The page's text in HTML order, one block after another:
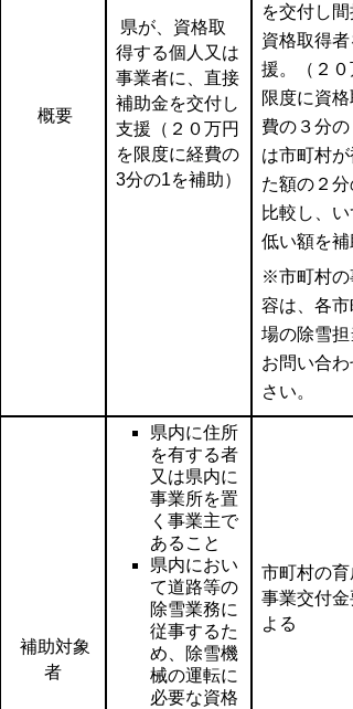
概要
県が、資格取
得する個人又は
事業者に、直接
補助金を交付し
支援（２０万円
を限度に経費の
3分の1を補助）
を交付し間
資格取得者
援。（２０
限度に資格
費の３分の
は市町村が
た額の２分
比較し、い
低い額を補
※市町村の
容は、各市
場の除雪担
お問い合わ
さい。
補助対象
者
県内に住所
を有する者
又は県内に
事業所を置
く事業主で
あること
県内におい
て道路等の
除雪業務に
従事するた
め、除雪機
械の運転に
必要な資格
市町村の育
事業交付金
よる